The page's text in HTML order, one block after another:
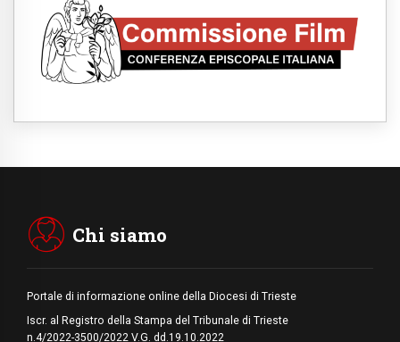
Honduras, gli sfollati invisibili di una crisi
dimenticata
07.08.2026
Italia, Antigone: carceri al limite della
Parolin conclude il viaggio in Messico: "La
Chi siamo
Portale di informazione online della Diocesi di Trieste
Iscr. al Registro della Stampa del Tribunale di Trieste
n.4/2022-3500/2022 V.G. dd.19.10.2022